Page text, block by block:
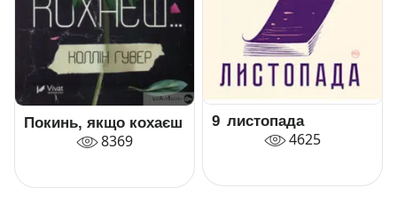
Покинь, якщо кохаєш
8369
9 листопада
4625